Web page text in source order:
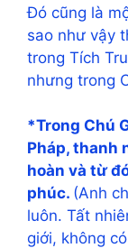
Đó cũng là
sao như vậy
trong Tích
nhưng trong
*Trong Chú
Pháp, thanh
hoàn và từ
phúc. (Anh
luôn. Tất
giới, không